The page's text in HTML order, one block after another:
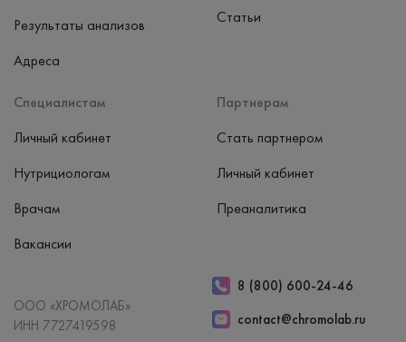
Результаты анализов
Адреса
Специалистам
Личный кабинет
Нутрициологам
Врачам
Вакансии
Партнерам
Стать партнером
Личный кабинет
Преаналитика
Статьи
ООО «ХРОМОЛАБ»
ИНН 7727419598
8 (800) 600-24-46
contact@chromolab.ru